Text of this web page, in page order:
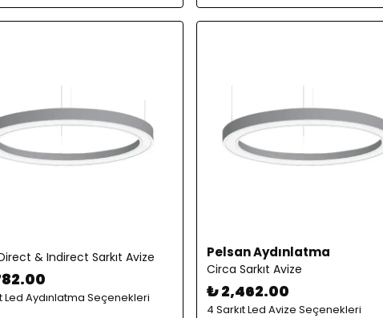
& Indirect Sarkıt Avize
Led Aydınlatma Seçenekleri
Pelsan Aydınlatma
Circa Sarkıt Avize
₺ 2,462.00
4 Sarkıt Led Avize Seçenekleri